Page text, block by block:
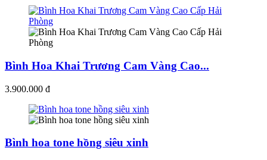
Bình Hoa Khai Trương Cam Vàng Cao...
3.900.000 đ
Bình hoa tone hồng siêu xinh